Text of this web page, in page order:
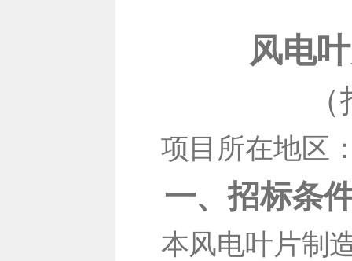
风电
项目所在地区
一、招标条
本风电叶片制